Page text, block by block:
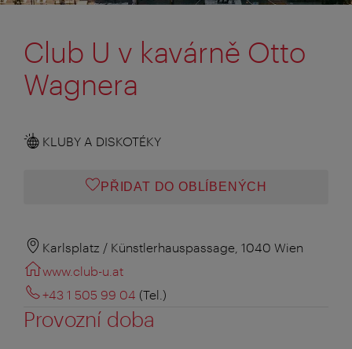
Club U v kavárně Otto
Wagnera
KLUBY A DISKOTÉKY
PŘIDAT DO OBLÍBENÝCH
Karlsplatz / Künstlerhauspassage, 1040 Wien
www.club-u.at
+43 1 505 99 04 (Tel.)
Provozní doba